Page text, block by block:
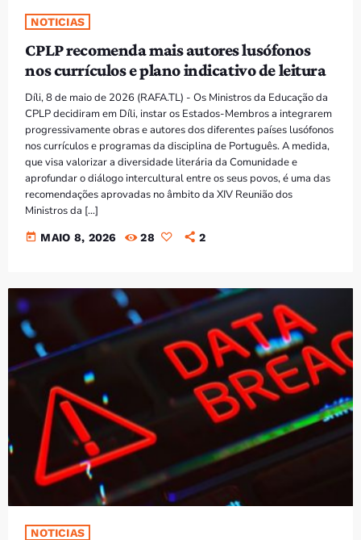
NOTICIAS
CPLP recomenda mais autores lusófonos
nos currículos e plano indicativo de leitura
Díli, 8 de maio de 2026 (RAFA.TL) - Os Ministros da Educação da
CPLP decidiram em Díli, instar os Estados-Membros a integrarem
progressivamente obras e autores dos diferentes países lusófonos
nos currículos e programas da disciplina de Português. A medida,
que visa valorizar a diversidade literária da Comunidade e
aprofundar o diálogo intercultural entre os seus povos, é uma das
recomendações aprovadas no âmbito da XIV Reunião dos
Ministros da […]
today MAIO 8, 2026 28 2
NOTICIAS